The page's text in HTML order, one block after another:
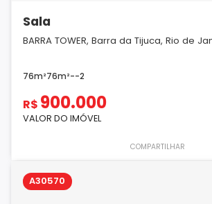
Sala
BARRA TOWER, Barra da Tijuca, Rio de
76m²76m²--2
R$ 900.000
VALOR DO IMÓVEL
COMPARTILHAR
A30570